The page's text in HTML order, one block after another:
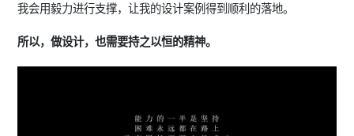
我会用毅力进行支撑，让我的设计案例得到顺利的落地。
所以，做设计，也需要持之以恒的精神。